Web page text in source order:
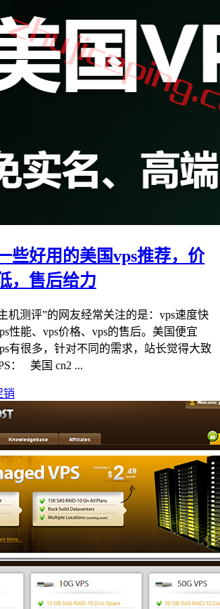
些好用的美国vps推荐，价
，售后给力
机测评”的网友经常关注的是：vps速度快
性能、vps价格、vps的售后。美国便宜
有很多，针对不同的需求，站长觉得大致
： 美国 cn2 ...
销